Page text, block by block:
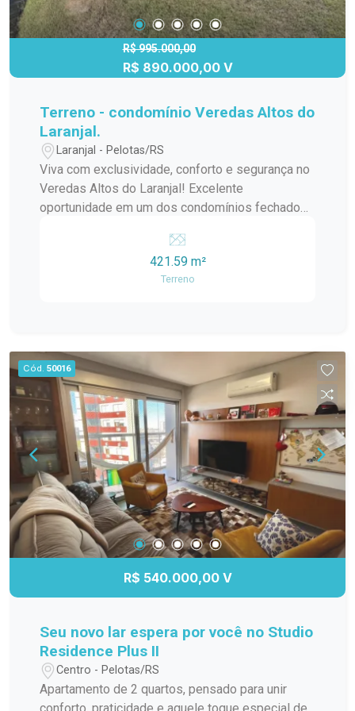
residencial, pensado para proporcionar conforto,
lazer e bem-estar em todos os momentos. Vale a
pena conhecer!R$ 995.000,00
R$ 890.000,00 V
Terreno - condomínio Veredas Altos do
Laranjal.
Laranjal - Pelotas/RS
Viva com exclusividade, conforto e segurança no
Veredas Altos do Laranjal! Excelente
oportunidade em um dos condomínios fechados
Veredas Altos do Laranjal oferece uma
infraestrutura de alto padrão, perfeita para quem
busca qualidade de vida, lazer e tranquilidade
gourmet Quiosques com churrasqueira e bar
Brinquedoteca e espaço kids Jardins, lagos e
lago balneável Piscina aquecida coberta Piscina
externa com borda infinita Piscina infantil Sauna
Academia equipada Sala de jogos Playground
Campo de futebol Quadras de tênis, padel e
beach tennis Quadra de esportes coberta Pista
de caminhada e cooper Sistema de água quente,
entre outras comodidades. Um verdadeiro clube
residencial, pensado para proporcionar conforto,
lazer e bem-estar em todos os momentos. Vale a
421.59 m²
Terreno
Cód. 50016
R$ 540.000,00 V
Seu novo lar espera por você no Studio
Residence Plus II
Centro - Pelotas/RS
Apartamento de 2 quartos, pensado para unir